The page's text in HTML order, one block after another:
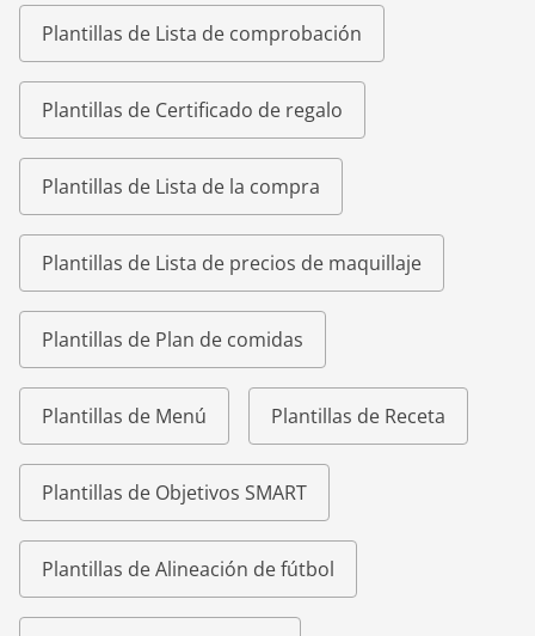
Plantillas de Lista de comprobación
Plantillas de Certificado de regalo
Plantillas de Lista de la compra
Plantillas de Lista de precios de maquillaje
Plantillas de Plan de comidas
Plantillas de Menú Plantillas de Receta
Plantillas de Objetivos SMART
Plantillas de Alineación de fútbol